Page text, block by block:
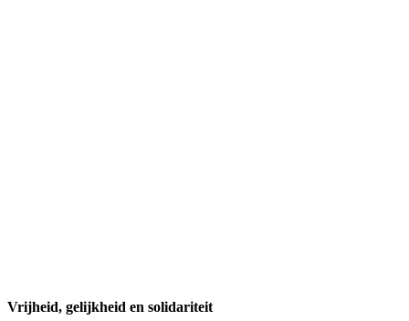
Vrijheid, gelijkheid en solidariteit